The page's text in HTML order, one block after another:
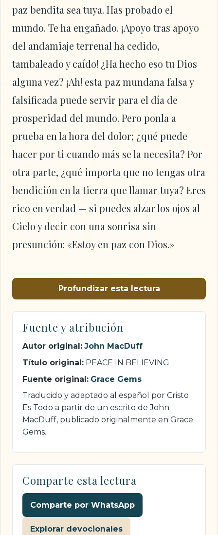
paz bendita sea tuya. Has probado el
mundo. Te ha engañado. ¡Apoyo tras apoyo
del andamiaje terrenal ha cedido,
tambaleado y caído! ¿Ha hecho eso tu Dios
alguna vez? ¡Ah! esta paz mundana falsa y
falsificada puede servir para el día de
prosperidad del mundo. Pero ponla a
prueba en la hora del dolor; ¿qué puede
hacer por ti cuando más se la necesita? Por
otra parte, ¿qué importa que no tengas otra
bendición en la tierra que llamar tuya? Eres
rico en verdad — si puedes alzar los ojos al
Cielo y decir con una sonrisa sin
presunción: «Estoy en paz con Dios.»
Profundizar esta lectura
Fuente y atribución
Autor original: John MacDuff
Título original: PEACE IN BELIEVING
Fuente original: Grace Gems
Traducido y adaptado al español por Cristo
Es Todo a partir de un escrito de John
MacDuff, publicado originalmente en Grace
Gems.
Comparte esta lectura
Comparte por WhatsApp
Explorar devocionales